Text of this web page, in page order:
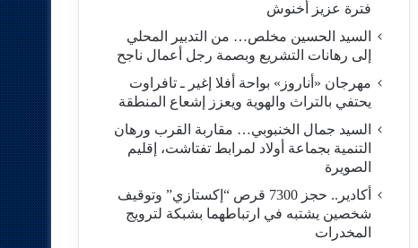
فترة عزيز أخنوش
السيد الحسين مخلص… من التدبير المحلي
إلى رهانات التشريع وبصمة رجل أعمال ناجح
مهرجان «أناروز» بواحة أفلا إغير ـ تافراوت
يحتفي بالتراث والهوية ويعزز إشعاع المنطقة
السيد جمال الخنبوبي… مقاربة القرب ورهان
التنمية بجماعة أولاد لمرابط تفتاشت، إقليم
الصويرة
أكادير.. حجز 7300 قرص “إكستازي” وتوقيف
شخصين يشتبه في ارتباطهما بشبكة لترويج
المخدرات